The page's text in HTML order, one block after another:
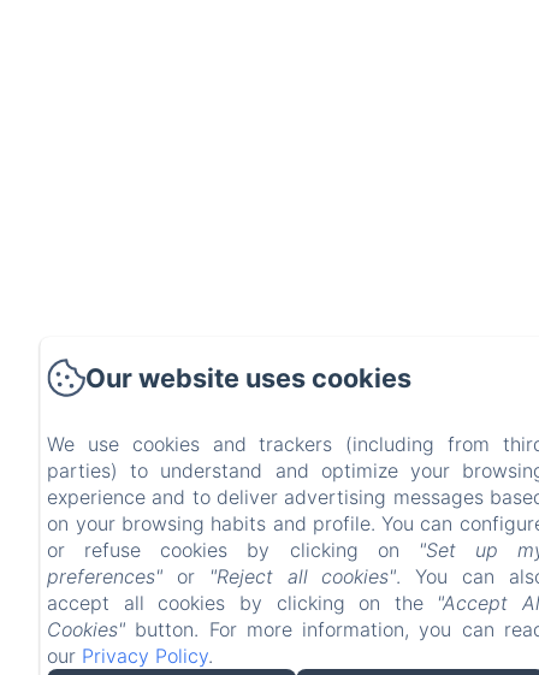
Our website uses cookies
We use cookies and trackers (including from
parties) to understand and optimize your
experience and to deliver advertising messages
on your browsing habits and profile. You can
or refuse cookies by clicking on
"Set up
preferences" or "Reject all cookies". You can
accept all cookies by clicking on the "Accept
Cookies" button. For more information, you can
our Privacy Policy.